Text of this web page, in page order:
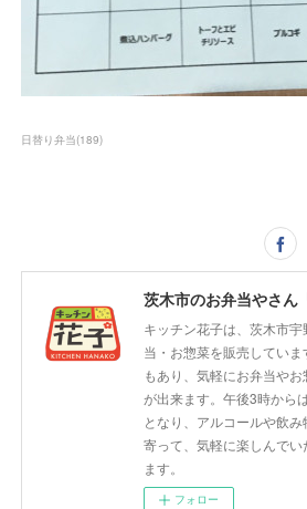
日替り弁当(189)
キッチン花子は、茨木市
当・お惣菜を販売してい
もあり、気軽にお弁当や
が出来ます。午後3時から
となり、アルコールや飲
寄って、気軽に楽しんで
ます。
フォロー